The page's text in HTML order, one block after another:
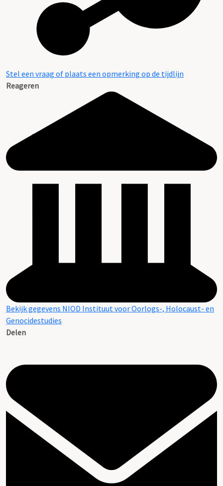
Stel een vraag of plaats een opmerking op de tijdlijn
Reageren
Bekijk gegevens NIOD Instituut voor Oorlogs-, Holocaust- en
Genocidestudies
Delen